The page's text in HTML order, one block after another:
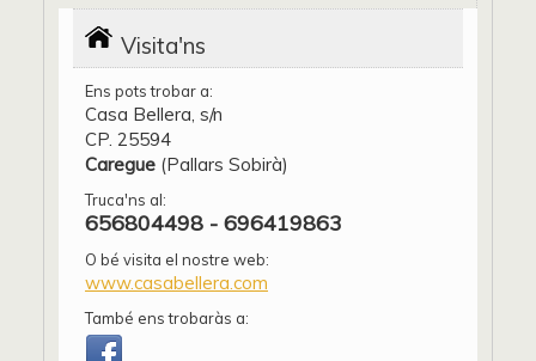
Visita'ns
Ens pots trobar a:
Casa Bellera, s/n
CP. 25594
Caregue (Pallars Sobirà)
Truca'ns al:
656804498 - 696419863
O bé visita el nostre web:
www.casabellera.com
També ens trobaràs a: